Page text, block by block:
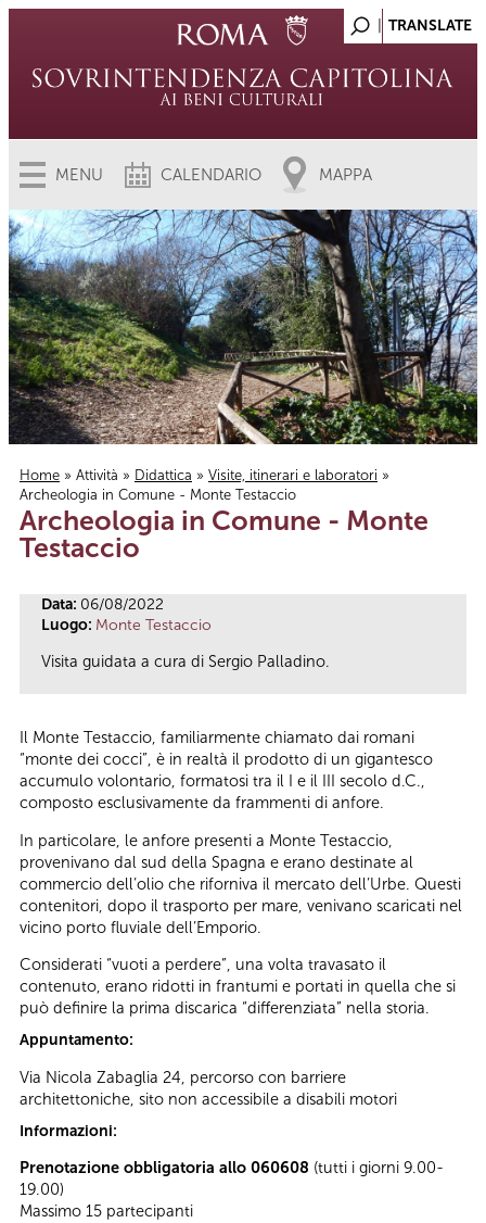
MENU CALENDARIO MAPPA
Tu sei qui
Home » Attività » Didattica » Visite, itinerari e laboratori »
Archeologia in Comune - Monte Testaccio
Archeologia in Comune - Monte
Testaccio
Data: 06/08/2022
Luogo: Monte Testaccio
Visita guidata a cura di Sergio Palladino.
Il Monte Testaccio, familiarmente chiamato dai romani
“monte dei cocci”, è in realtà il prodotto di un gigantesco
accumulo volontario, formatosi tra il I e il III secolo d.C.,
composto esclusivamente da frammenti di anfore.
In particolare, le anfore presenti a Monte Testaccio,
provenivano dal sud della Spagna e erano destinate al
commercio dell’olio che riforniva il mercato dell’Urbe. Questi
contenitori, dopo il trasporto per mare, venivano scaricati nel
vicino porto fluviale dell’Emporio.
Considerati “vuoti a perdere”, una volta travasato il
contenuto, erano ridotti in frantumi e portati in quella che si
può definire la prima discarica “differenziata” nella storia.
Appuntamento:
Via Nicola Zabaglia 24, percorso con barriere
architettoniche, sito non accessibile a disabili motori
Informazioni:
Prenotazione obbligatoria allo 060608 (tutti i giorni 9.00-
19.00)
Massimo 15 partecipanti